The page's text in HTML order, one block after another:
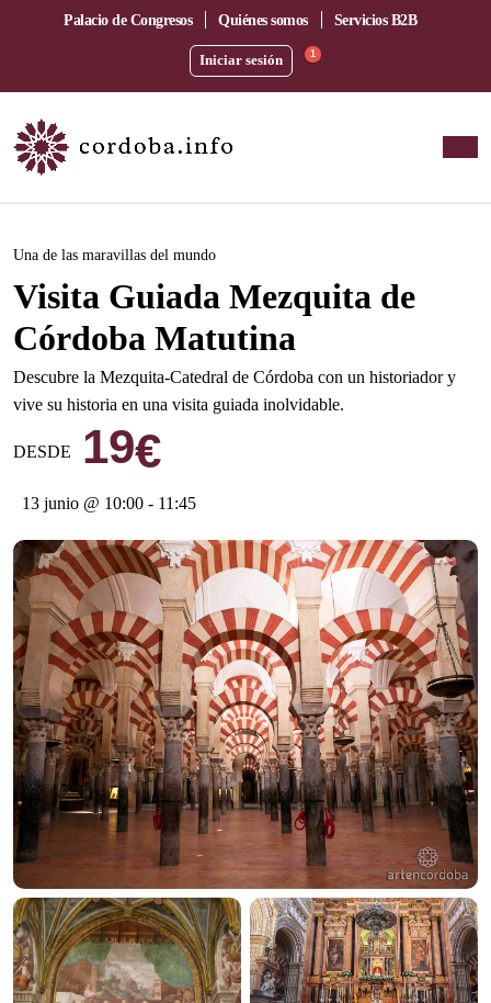
Palacio de Congresos Quiénes somos Servicios B2B
Iniciar sesión 1
Este evento ha pasado.
Una de las maravillas del mundo
Visita Guiada Mezquita de
Córdoba Matutina
Descubre la Mezquita-Catedral de Córdoba con un historiador y
vive su historia en una visita guiada inolvidable.
DESDE 19€
13 junio @ 10:00 - 11:45